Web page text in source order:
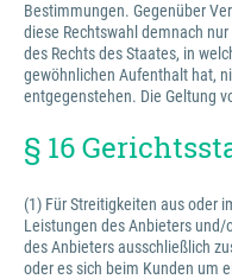
Bestimmungen. Gegenüber
diese Rechtswahl demnach
des Rechts des Staates, in
gewöhnlichen Aufenthalt hat,
entgegenstehen. Die Geltung
§ 16
(1) Für Streitigkeiten aus oder
Leistungen des Anbieters und/
des Anbieters ausschließlich
oder es sich beim Kunden um